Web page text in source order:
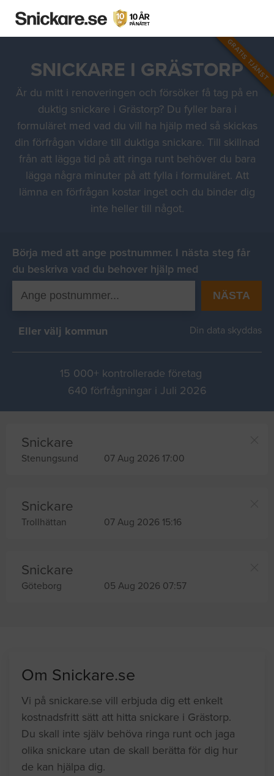
GRATIS TJÄNST
SNICKARE I GRÄSTORP
Är du mitt i renoveringen och försöker få tag på en
duktig snickare i Grästorp? Du fyller bara i
formuläret med vad du vill ha hjälp med så skickas
din förfrågan vidare till duktiga snickare. Till skillnad
från att lägga tid på att ringa runt behöver du bara
lägga några minuter på att fylla i formuläret. Att
lämna en förfrågan kostar inget och du binder dig
inte heller till något.
Börja med att ange postnummer. I nästa steg får
du beskriva vad du behover hjälp med
NÄSTA
Eller välj kommun Din data skyddas
15 000+ kontrollerade företag
640 förfrågningar i Juli 2026
Snickare
Stenungsund 07 Aug 2026 17:00
Snickare
Trollhättan 07 Aug 2026 15:16
Snickare
Göteborg 05 Aug 2026 07:57
Om Snickare.se
Vi på snickare.se vill erbjuda dig ett enkelt
kostnadsfritt sätt att hitta snickare i Grästorp.
Du skall inte själv behöva ringa runt och jaga
olika snickare utan de skall berätta för dig hur
de kan hjälpa dig.